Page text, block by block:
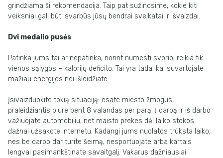
grindžiama ši rekomendacija. Taip pat sužinosime, kokie kiti
veiksniai gali būti svarbūs jūsų bendrai sveikatai ir išvaizdai.
Dvi medalio pusės
Patinka jums tai ar nepatinka, norint numesti svorio, reikia tik
vienos sąlygos – kalorijų deficito. Tai yra tada, kai suvartojate
mažiau energijos nei išleidžiate.
Įsivaizduokite tokią situaciją: esate miesto žmogus,
praleidžiantis biure bent 8 valandas per parą. Į darbą ir iš darbo
važiuojate automobiliu, net maisto prekes dėl laiko stokos
dažnai užsakote internetu. Kadangi jums nuolatos trūksta laiko,
nes be darbo dar turite šeimą, nesportuojate arba kartais
lengvai pasimankštinate savaitgalį. Vakarus dažniausiai